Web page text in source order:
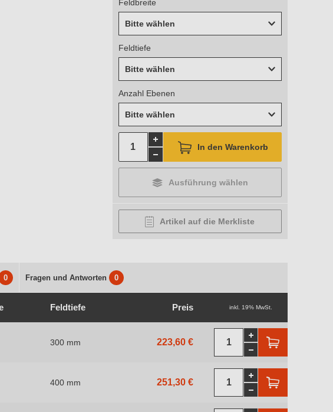
Feldbreite
Bitte wählen
Feldtiefe
Bitte wählen
Anzahl Ebenen
Bitte wählen
In den Warenkorb
Ausführung wählen
Artikel auf die Merkliste
0 Fragen und Antworten 0
Feldtiefe Preis inkl. 19% MwSt.
300 mm 223,60 €
400 mm 251,30 €